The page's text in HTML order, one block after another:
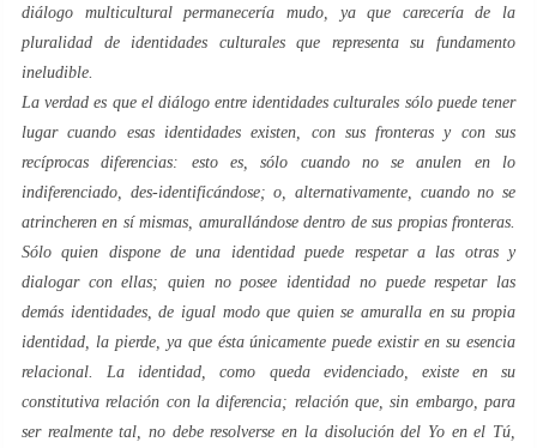
diálogo multicultural permanecería mudo, ya que carecería de la
pluralidad de identidades culturales que representa su fundamento
ineludible.
La verdad es que el diálogo entre identidades culturales sólo puede tener
lugar cuando esas identidades existen, con sus fronteras y con sus
recíprocas diferencias: esto es, sólo cuando no se anulen en lo
indiferenciado, des-identificándose; o, alternativamente, cuando no se
atrincheren en sí mismas, amurallándosedentro de sus propias fronteras.
Sólo quien dispone de una identidad puede respetar a las otras y
dialogar con ellas; quien no posee identidad no puede respetar las
demás identidades, de igual modo que quien se amuralla en su propia
identidad, la pierde, ya que ésta únicamente puede existir en su esencia
relacional. La identidad, como queda evidenciado, existe en su
constitutiva relación con la diferencia; relación que, sin embargo, para
ser realmente tal, no debe resolverse en la disolución del Yoen el Tú